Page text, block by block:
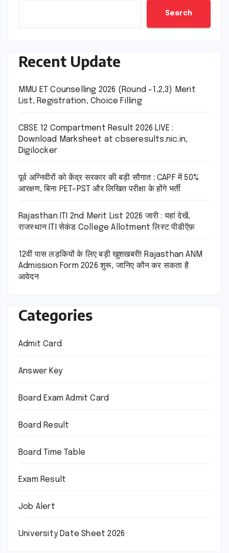
Search
Recent Update
MMU ET Counselling 2026 (Round -1,2,3) Merit
List, Registration, Choice Filling
CBSE 12 Compartment Result 2026 LIVE :
Download Marksheet at cbseresults.nic.in,
Digilocker
पूर्व अग्निवीरों को केंद्र सरकार की बड़ी सौगात : CAPF में 50%
आरक्षण, बिना PET-PST और लिखित परीक्षा के होंगे भर्ती
Rajasthan ITI 2nd Merit List 2026 जारी : यहां देखें,
राजस्थान ITI सेकंड College Allotment लिस्ट पीडीऍफ़
12वीं पास लड़कियों के लिए बड़ी खुशखबरी! Rajasthan ANM
Admission Form 2026 शुरू, जानिए कौन कर सकता है
आवेदन
Categories
Admit Card
Answer Key
Board Exam Admit Card
Board Result
Board Time Table
Exam Result
Job Alert
University Date Sheet 2026